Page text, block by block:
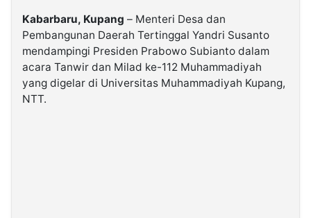
Kabarbaru, Kupang – Menteri Desa dan
Pembangunan Daerah Tertinggal Yandri Susanto
mendampingi Presiden Prabowo Subianto dalam
acara Tanwir dan Milad ke-112 Muhammadiyah
yang digelar di Universitas Muhammadiyah Kupang,
NTT.